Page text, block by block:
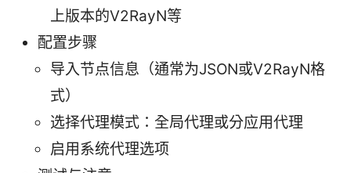
上版本的V2RayN等
配置步骤
导入节点信息（通常为JSON或V2RayN格
式）
选择代理模式：全局代理或分应用代理
启用系统代理选项